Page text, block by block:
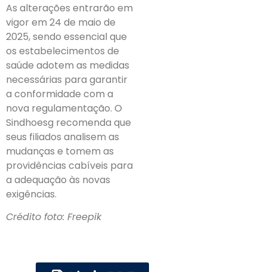
As alterações entrarão em
vigor em 24 de maio de
2025, sendo essencial que
os estabelecimentos de
saúde adotem as medidas
necessárias para garantir
a conformidade com a
nova regulamentação. O
Sindhoesg recomenda que
seus filiados analisem as
mudanças e tomem as
providências cabíveis para
a adequação às novas
exigências.
Crédito foto: Freepik